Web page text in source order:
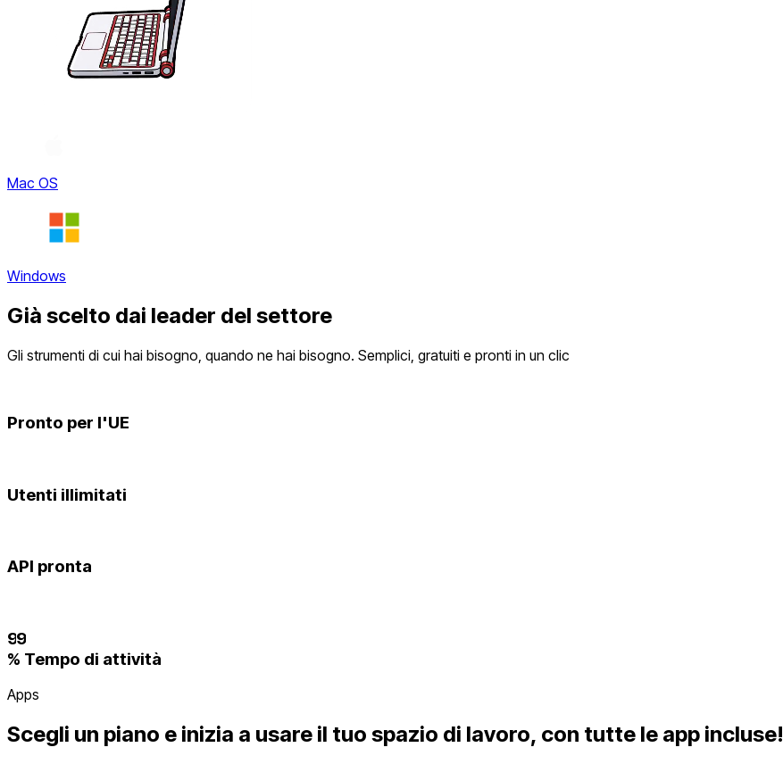
Mac OS
Windows
Già scelto dai leader del settore
Gli strumenti di cui hai bisogno, quando ne hai bisogno. Semplici, gratuiti e pronti in un clic
Pronto per l'UE
Utenti illimitati
API pronta
2
5
6
9
2
5
6
9
% Tempo di attività
Apps
Scegli un piano e inizia a usare il tuo spazio di lavoro, con tutte le app incluse!